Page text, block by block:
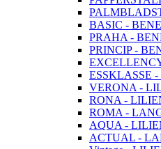
BASIC -
PRAHA -
PRINCIP -
ESSKLASSE
VERONA -
RONA -
ROMA -
AQUA -
ACTUAL -